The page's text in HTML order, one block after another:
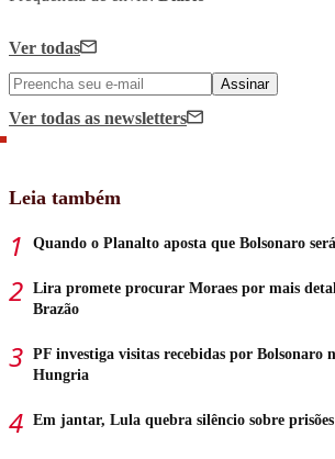
Ver todas
Assinar
Ver todas as newsletters
Leia também
Quando o Planalto aposta que Bolsonaro
Lira promete procurar Moraes por mais
Brazão
PF investiga visitas recebidas por Bolsonaro
Hungria
Em jantar, Lula quebra silêncio sobre